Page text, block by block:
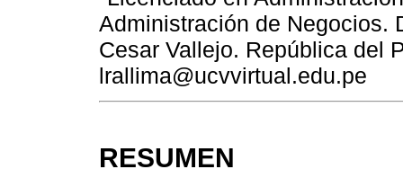
Administración de Negocios.
Cesar Vallejo. República del
lrallima@ucvvirtual.edu.pe
RESUMEN